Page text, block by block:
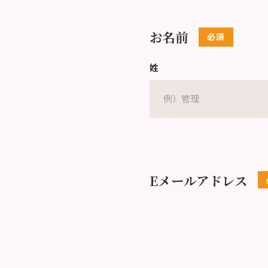
お名前
姓
Eメールアドレス